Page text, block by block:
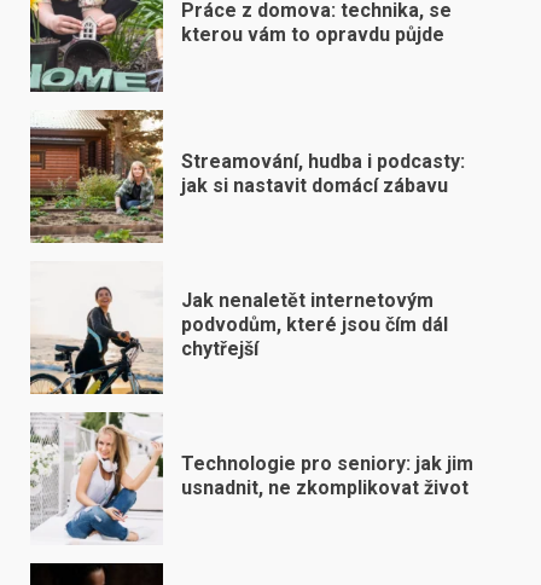
Práce z domova: technika, se
kterou vám to opravdu půjde
Streamování, hudba i podcasty:
jak si nastavit domácí zábavu
Jak nenaletět internetovým
podvodům, které jsou čím dál
chytřejší
Technologie pro seniory: jak jim
usnadnit, ne zkomplikovat život